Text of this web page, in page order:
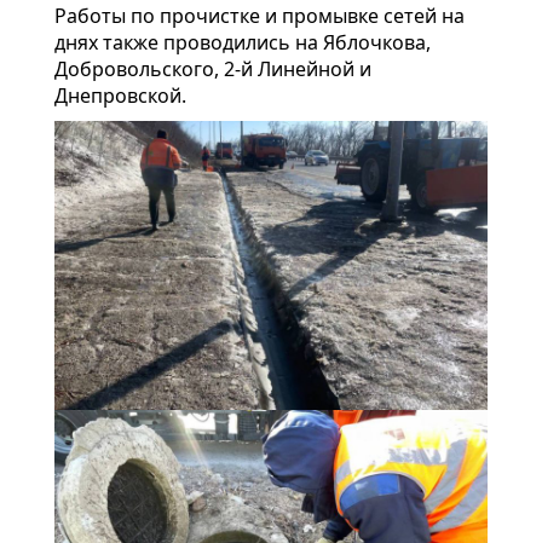
Работы по прочистке и промывке сетей на
днях также проводились на Яблочкова,
Добровольского, 2-й Линейной и
Днепровской.